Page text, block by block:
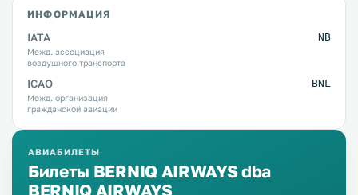
ИНФОРМАЦИЯ
IATA
Межд. ассоциация
воздушного транспорта
NB
ICAO
Межд. организация
гражданской авиации
BNL
АВИАБИЛЕТЫ
Билеты BERNIQ AIRWAYS dba
BERNIQ AIRWAYS